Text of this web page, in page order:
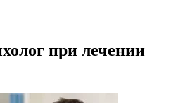
при лечении